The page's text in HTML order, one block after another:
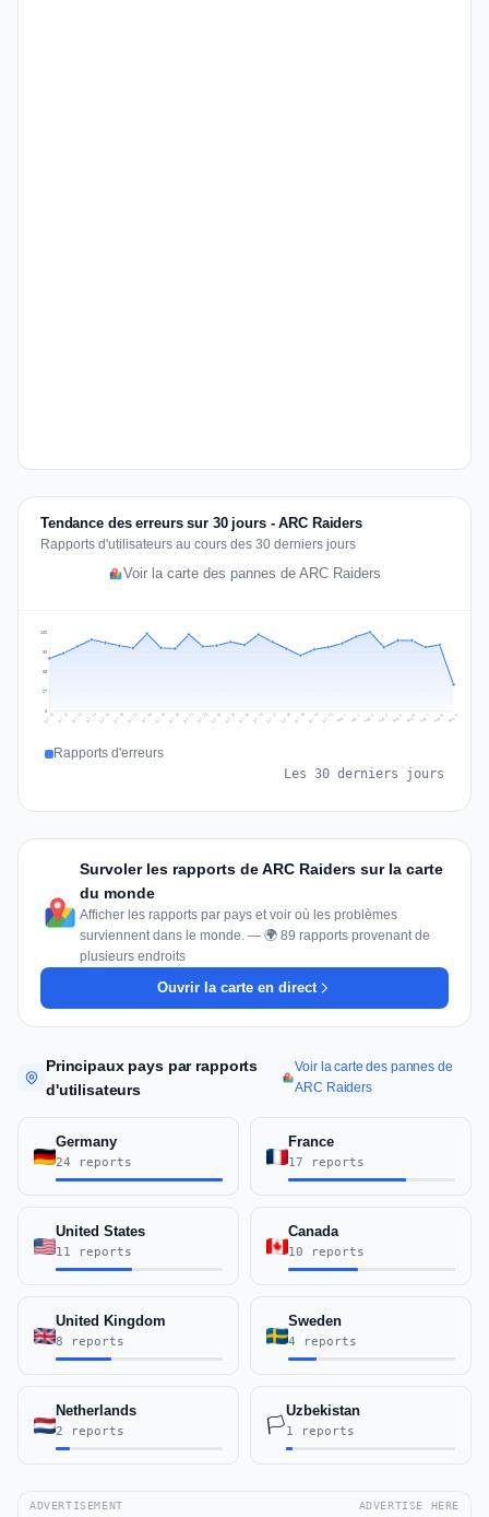
Tendance des erreurs sur 30 jours - ARC Raiders
Rapports d'utilisateurs au cours des 30 derniers jours
Voir la carte des pannes de ARC Raiders
27
53
80
106
Jul 11 Jul 12 Jul 13 Jul 14 Jul 15 Jul 16 Jul 17 Jul 18 Jul 19 Jul 20 Jul 21 Jul 22 Jul 23 Jul 24 Jul 25 Jul 26 Jul 27 Jul 28 Jul 29 Jul 30 Jul 31 Aug 1 Aug 2 Aug 3 Aug 4 Aug 5 Aug 6 Aug 7 Aug 8 Aug 9
Rapports d'erreurs
Les 30 derniers jours
Survoler les rapports de ARC Raiders sur la carte
du monde
Afficher les rapports par pays et voir où les problèmes
surviennent dans le monde. — 🌍 89 rapports provenant de
plusieurs endroits
Ouvrir la carte en direct
Principaux pays par rapports
d'utilisateurs
Voir la carte des pannes de
ARC Raiders
Germany
24 reports
France
17 reports
United States
11 reports
Canada
10 reports
United Kingdom
8 reports
Sweden
4 reports
Netherlands
2 reports 🏳️
Uzbekistan
1 reports
ADVERTISEMENT ADVERTISE HERE